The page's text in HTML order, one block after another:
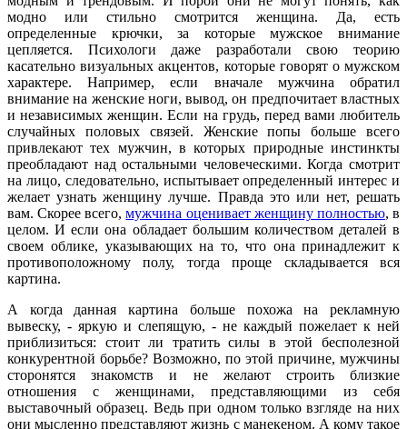
модно или стильно смотрится женщина. Да, есть
определенные крючки, за которые мужское внимание
цепляется. Психологи даже разработали свою теорию
касательно визуальных акцентов, которые говорят о мужском
характере. Например, если вначале мужчина обратил
внимание на женские ноги, вывод, он предпочитает властных
и независимых женщин. Если на грудь, перед вами любитель
случайных половых связей. Женские попы больше всего
привлекают тех мужчин, в которых природные инстинкты
преобладают над остальными человеческими. Когда смотрит
на лицо, следовательно, испытывает определенный интерес и
желает узнать женщину лучше. Правда это или нет, решать
вам. Скорее всего,мужчина оценивает женщину полностью, в
целом. И если она обладает большим количеством деталей в
своем облике, указывающих на то, что она принадлежит к
противоположному полу, тогда проще складывается вся
картина.
А когда данная картина больше похожа на рекламную
вывеску, - яркую и слепящую, - не каждый пожелает к ней
приблизиться: стоит ли тратить силы в этой бесполезной
конкурентной борьбе? Возможно, по этой причине, мужчины
сторонятся знакомств и не желают строить близкие
отношения с женщинами, представляющими из себя
выставочный образец. Ведь при одном только взгляде на них
они мысленно представляют жизнь с манекеном. А кому такое